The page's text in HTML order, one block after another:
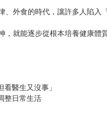
外食的時代，讓許多人陷入
，就能逐步從根本培養健康體
醫生又沒事」
整日常生活